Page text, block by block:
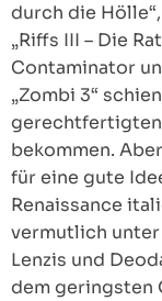
durch die
„Riffs III – Die
Contaminator
„Zombi 3“
gerechtfertigten
bekommen.
für eine gute
Renaissance
vermutlich unter
Lenzis und
dem geringsten